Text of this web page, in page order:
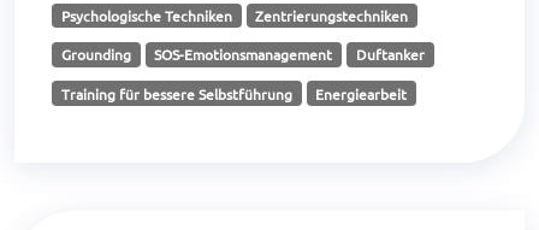
Psychologische Techniken Zentrierungstechniken
Grounding SOS-Emotionsmanagement Duftanker
Training für bessere Selbstführung Energiearbeit